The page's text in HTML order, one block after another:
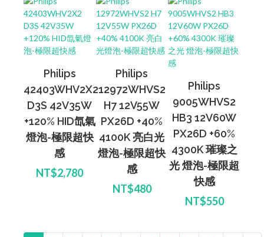
Philips
42403WHV2X2
D3S 42V35W
+120% HID氙氣
燈泡-極限超快
感
NT$2,780
Philips
12972WHVS2
H7 12V55W
PX26D +40%
4100K 亮白光
燈泡-極限超快
感
NT$480
Philips
9005WHVS2
HB3 12V60W
PX26D +60%
4300K 璀璨之
光 燈泡-極限超
快感
NT$550